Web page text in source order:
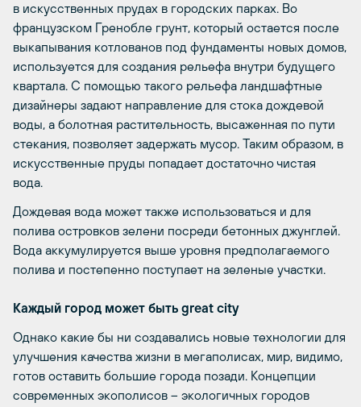
в искусственных прудах в городских парках. Во
французском Гренобле грунт, который остается после
выкапывания котлованов под фундаменты новых домов,
используется для создания рельефа внутри будущего
квартала. С помощью такого рельефа ландшафтные
дизайнеры задают направление для стока дождевой
воды, а болотная растительность, высаженная по пути
стекания, позволяет задержать мусор. Таким образом, в
искусственные пруды попадает достаточно чистая
вода.
Дождевая вода может также использоваться и для
полива островков зелени посреди бетонных джунглей.
Вода аккумулируется выше уровня предполагаемого
полива и постепенно поступает на зеленые участки.
Каждый город может быть great city
Однако какие бы ни создавались новые технологии для
улучшения качества жизни в мегаполисах, мир, видимо,
готов оставить большие города позади. Концепции
современных экополисов – экологичных городов